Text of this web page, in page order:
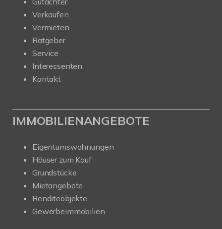
Verkaufen
Vermieten
Ratgeber
Service
Interessenten
Kontakt
IMMOBILIENANGEBOTE
Eigentumswohnungen
Häuser zum Kauf
Grundstücke
Mietangebote
Renditeobjekte
Gewerbeimmobilien